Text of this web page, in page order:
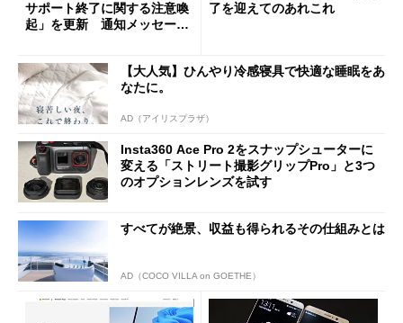
サポート終了に関する注意喚
起」を更新 通知メッセージ
了を迎えてのあれこれ
【大人気】ひんやり冷感寝具で快適な睡眠をあ
なたに。
AD（アイリスプラザ）
Insta360 Ace Pro 2をスナップシューターに
変える「ストリート撮影グリップPro」と3つ
のオプションレンズを試す
すべてが絶景、収益も得られるその仕組みとは
AD（COCO VILLA on GOETHE）